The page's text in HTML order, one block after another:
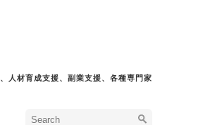
人材育成支援、副業支援、各種専門家